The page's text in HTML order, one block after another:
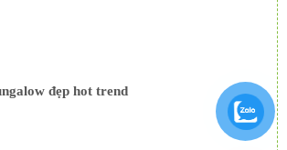
đẹp hot trend